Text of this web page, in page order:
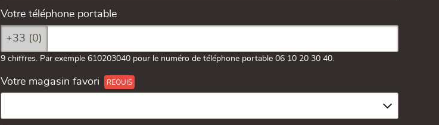
Votre téléphone portable
+33 (0)
9 chiffres. Par exemple 610203040 pour le numéro de téléphone portable 06 10 20 30 40.
Votre magasin favori